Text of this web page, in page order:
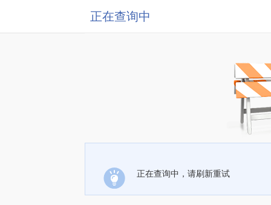
正在查询中
正在查询中，请刷新重试